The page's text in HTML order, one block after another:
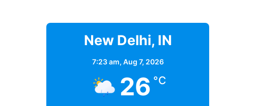
New Delhi, IN
7:23 am, Aug 7, 2026
26 °C